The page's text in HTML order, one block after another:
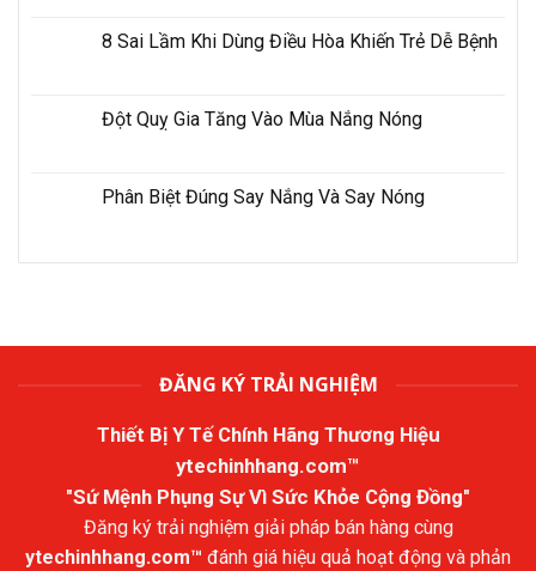
8 Sai Lầm Khi Dùng Điều Hòa Khiến Trẻ Dễ Bệnh
Đột Quỵ Gia Tăng Vào Mùa Nắng Nóng
Phân Biệt Đúng Say Nắng Và Say Nóng
ĐĂNG KÝ TRẢI NGHIỆM
Thiết Bị Y Tế Chính Hãng Thương Hiệu
ytechinhhang.com™
"Sứ Mệnh Phụng Sự Vì Sức Khỏe Cộng Đồng"
Đăng ký trải nghiệm giải pháp bán hàng cùng
ytechinhhang.com™ đánh giá hiệu quả hoạt động và phản